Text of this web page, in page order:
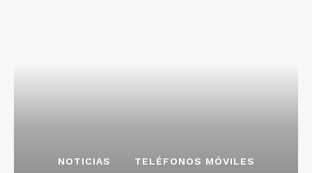
NOTICIAS TELÉFONOS MÓVILES